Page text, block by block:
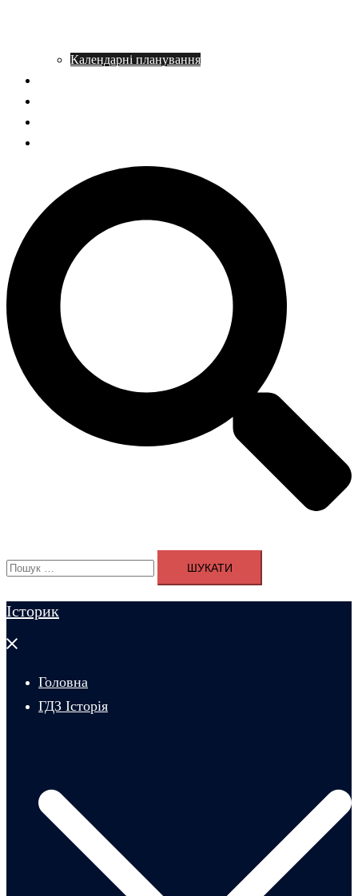
Календарні планування
Пошук:
Історик
Закрити
Головна
ГДЗ Історія